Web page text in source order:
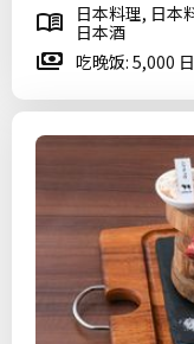
日本料理, 日本
日本酒
吃晚饭: 5,000